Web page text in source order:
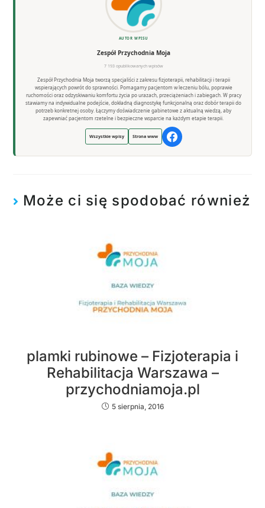
AUTOR WPISU
Zespół Przychodnia Moja
7 193 opublikowanych wpisów
Zespół Przychodnia Moja tworzą specjaliści z zakresu fizjoterapii, rehabilitacji i terapii
wspierających powrót do sprawności. Pomagamy pacjentom w leczeniu bólu, poprawie
ruchomości oraz odzyskiwaniu komfortu życia po urazach, przeciążeniach i zabiegach. W pracy
stawiamy na indywidualne podejście, dokładną diagnostykę funkcjonalną oraz dobór terapii do
potrzeb konkretnej osoby. Łączymy doświadczenie gabinetowe z aktualną wiedzą, aby
zapewniać pacjentom rzetelne i bezpieczne wsparcie na każdym etapie terapii.
Wszystkie wpisy Strona www
Może ci się spodobać również
plamki rubinowe – Fizjoterapia i
Rehabilitacja Warszawa –
przychodniamoja.pl
5 sierpnia, 2016